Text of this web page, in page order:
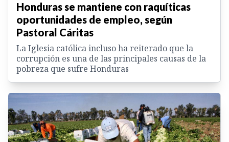
Honduras se mantiene con raquíticas
oportunidades de empleo, según
Pastoral Cáritas
La Iglesia católica incluso ha reiterado que la
corrupción es una de las principales causas de la
pobreza que sufre Honduras